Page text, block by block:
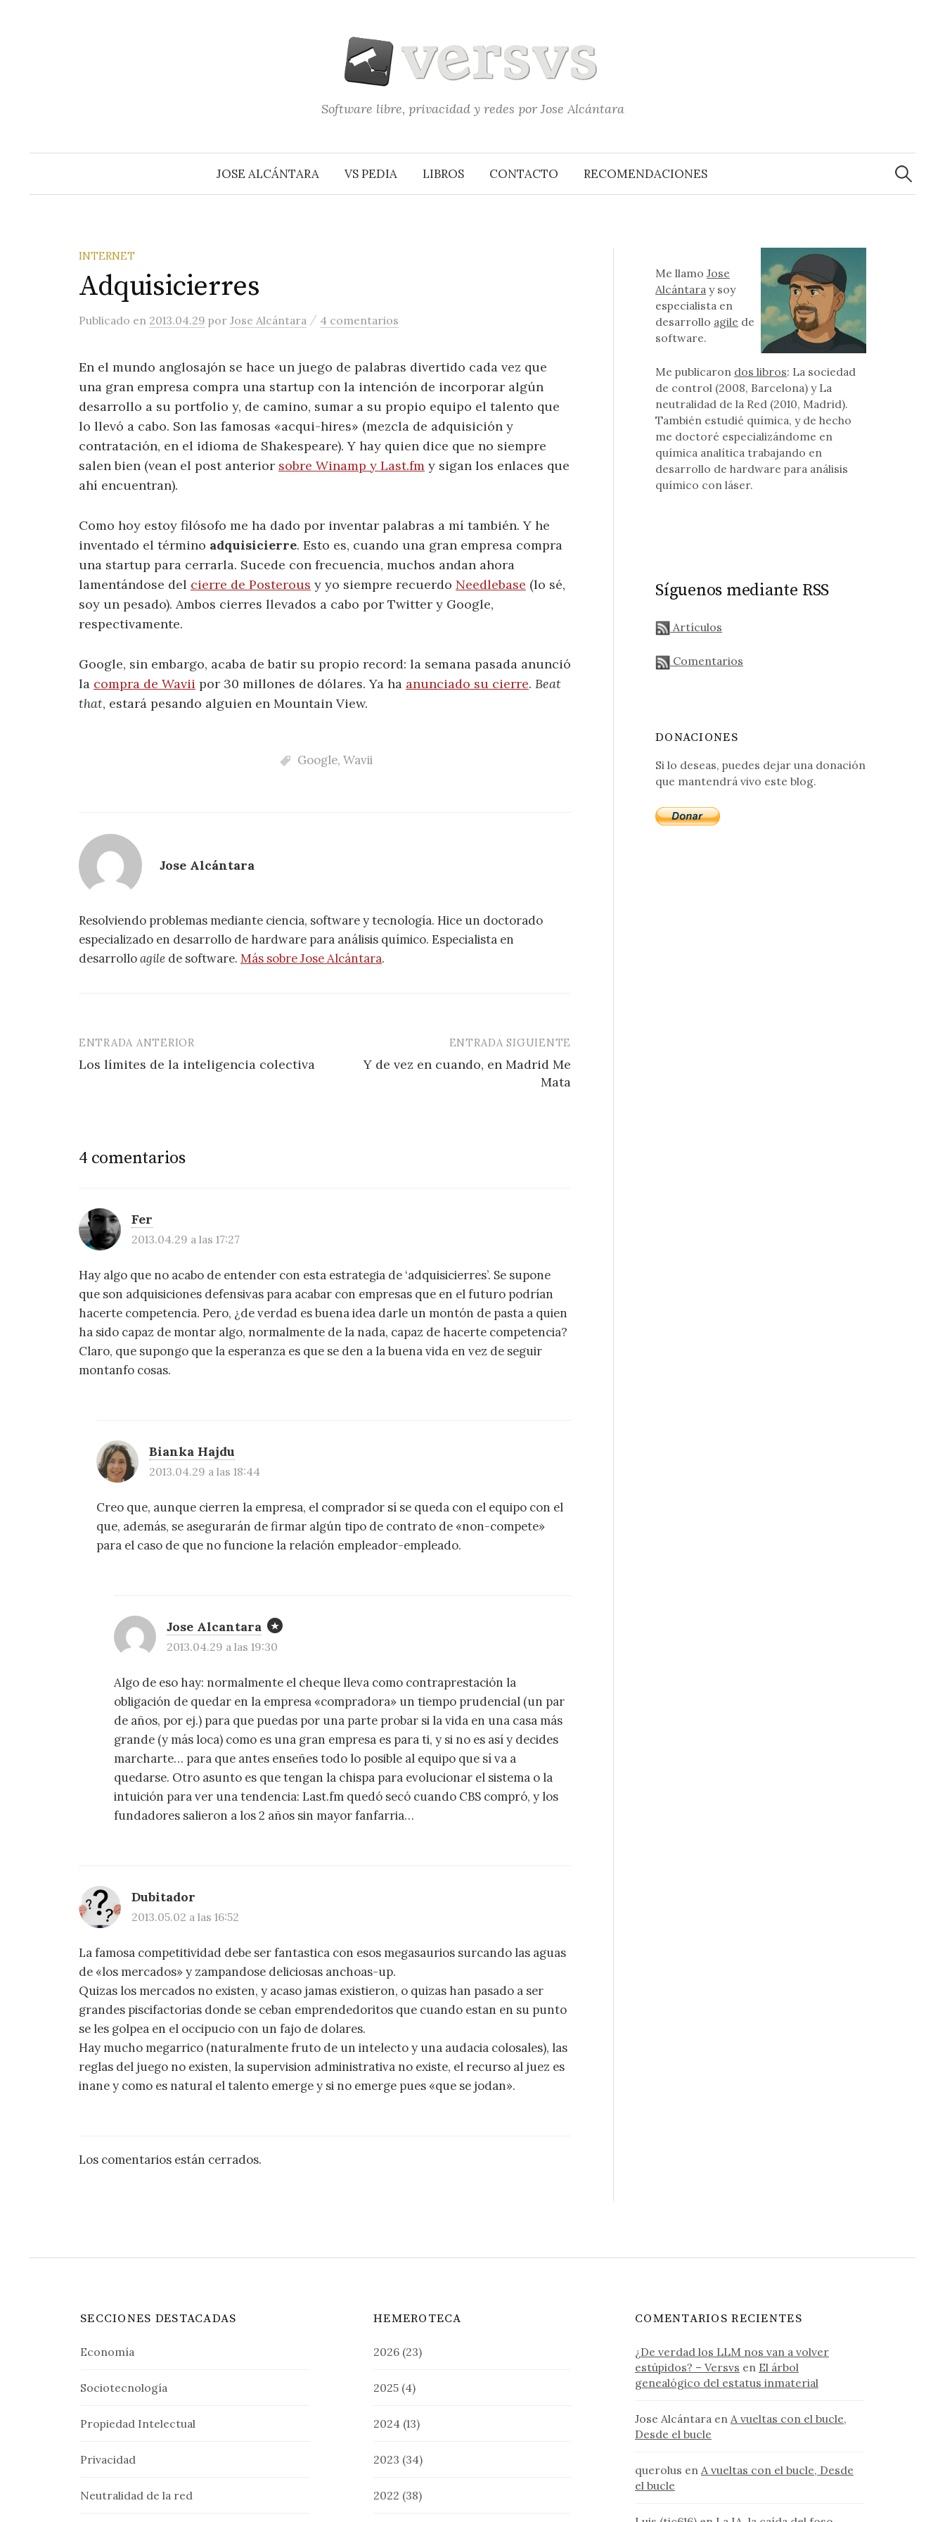
Software libre, privacidad y redes por Jose Alcántara
JOSE ALCÁNTARA VS PEDIA LIBROS CONTACTO RECOMENDACIONES
Buscar:
INTERNET
Adquisicierres
Publicado en 2013.04.29 por Jose Alcántara / 4 comentarios
En el mundo anglosajón se hace un juego de palabras divertido cada vez que
una gran empresa compra una startup con la intención de incorporar algún
desarrollo a su portfolio y, de camino, sumar a su propio equipo el talento que
lo llevó a cabo. Son las famosas «acqui-hires» (mezcla de adquisición y
contratación, en el idioma de Shakespeare). Y hay quien dice que no siempre
salen bien (vean el post anterior sobre Winamp y Last.fm y sigan los enlaces que
ahí encuentran).
Como hoy estoy filósofo me ha dado por inventar palabras a mí también. Y he
inventado el término adquisicierre. Esto es, cuando una gran empresa compra
una startup para cerrarla. Sucede con frecuencia, muchos andan ahora
lamentándose del cierre de Posterous y yo siempre recuerdo Needlebase (lo sé,
soy un pesado). Ambos cierres llevados a cabo por Twitter y Google,
respectivamente.
Google, sin embargo, acaba de batir su propio record: la semana pasada anunció
la compra de Wavii por 30 millones de dólares. Ya ha anunciado su cierre. Beat
that, estará pesando alguien en Mountain View.
Google, Wavii
Jose Alcántara
Resolviendo problemas mediante ciencia, software y tecnología. Hice un doctorado
especializado en desarrollo de hardware para análisis químico. Especialista en
desarrolloagile de software. Más sobre Jose Alcántara.
Navegación
de
ENTRADA ANTERIOR
Los límites de la inteligencia colectiva
ENTRADA SIGUIENTE
Y de vez en cuando, en Madrid Me
Mata
4 comentarios
Fer
2013.04.29 a las 17:27
Hay algo que no acabo de entender con esta estrategia de ‘adquisicierres’. Se supone
que son adquisiciones defensivas para acabar con empresas que en el futuro podrían
hacerte competencia. Pero, ¿de verdad es buena idea darle un montón de pasta a quien
ha sido capaz de montar algo, normalmente de la nada, capaz de hacerte competencia?
Claro, que supongo que la esperanza es que se den a la buena vida en vez de seguir
montanfo cosas.
Bianka Hajdu
2013.04.29 a las 18:44
Creo que, aunque cierren la empresa, el comprador sí se queda con el equipo con el
que, además, se asegurarán de firmar algún tipo de contrato de «non-compete»
para el caso de que no funcione la relación empleador-empleado.
Jose Alcantara
2013.04.29 a las 19:30
Algo de eso hay: normalmente el cheque lleva como contraprestación la
obligación de quedar en la empresa «compradora» un tiempo prudencial (un par
de años, por ej.) para que puedas por una parte probar si la vida en una casa más
grande (y más loca) como es una gran empresa es para ti, y si no es así y decides
marcharte… para que antes enseñes todo lo posible al equipo que sí va a
quedarse. Otro asunto es que tengan la chispa para evolucionar el sistema o la
intuición para ver una tendencia: Last.fm quedó secó cuando CBS compró, y los
fundadores salieron a los 2 años sin mayor fanfarria…
Dubitador
2013.05.02 a las 16:52
La famosa competitividad debe ser fantastica con esos megasaurios surcando las aguas
de «los mercados» y zampandose deliciosas anchoas-up.
Quizas los mercados no existen, y acaso jamas existieron, o quizas han pasado a ser
grandes piscifactorias donde se ceban emprendedoritos que cuando estan en su punto
se les golpea en el occipucio con un fajo de dolares.
Hay mucho megarrico (naturalmente fruto de un intelecto y una audacia colosales), las
reglas del juego no existen, la supervision administrativa no existe, el recurso al juez es
inane y como es natural el talento emerge y si no emerge pues «que se jodan».
Los comentarios están cerrados.
Me llamoJose
Alcántara y soy
especialista en
desarrollo agile de
software.
Me publicaron dos libros: La sociedad
de control (2008, Barcelona) y La
neutralidad de la Red (2010, Madrid).
También estudié química, y de hecho
me doctoré especializándome en
química analítica trabajando en
desarrollo de hardware para análisis
químico con láser.
Síguenos mediante RSS
Artículos
Comentarios
DONACIONES
Si lo deseas, puedes dejar una donación
que mantendrá vivo este blog.
SECCIONES DESTACADAS
Economía
Sociotecnología
Propiedad Intelectual
Privacidad
Neutralidad de la red
HEMEROTECA
2026 (23)
2025 (4)
2024 (13)
2023 (34)
2022 (38)
COMENTARIOS RECIENTES
¿De verdad los LLM nos van a volver
estúpidos? – Versvs en El árbol
genealógico del estatus inmaterial
Jose Alcántara en A vueltas con el bucle,
Desde el bucle
querolus en A vueltas con el bucle, Desde
el bucle